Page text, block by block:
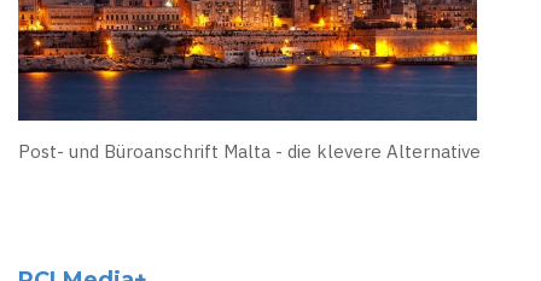
Post- und Büroanschrift Malta - die klevere Alternative